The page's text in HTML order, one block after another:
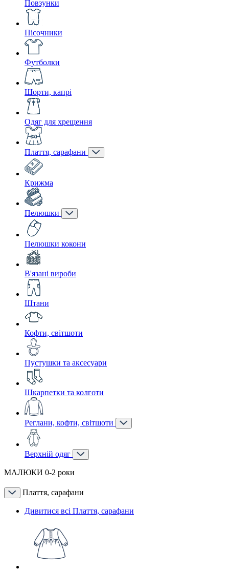
Повзунки
Пісочники
Футболки
Шорти, капрі
Одяг для хрещення
Плаття, сарафани
Крижма
Пелюшки
Пелюшки кокони
В'язані вироби
Штани
Кофти, світшоти
Пустушки та аксесуари
Шкарпетки та колготи
Реглани, кофти, світшоти
Верхній одяг
МАЛЮКИ 0-2 роки
Плаття, сарафани
Дивитися всі Плаття, сарафани